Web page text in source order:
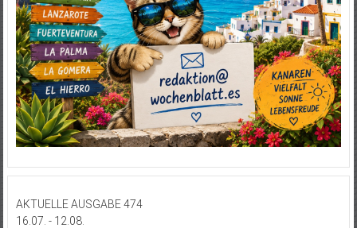
AKTUELLE AUSGABE 474
16.07. - 12.08.